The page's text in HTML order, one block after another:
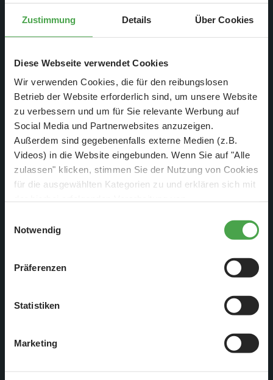
Zustimmung Details Über Cookies
Diese Webseite verwendet Cookies
Wir verwenden Cookies, die für den reibungslosen
Betrieb der Website erforderlich sind, um unsere Website
zu verbessern und um für Sie relevante Werbung auf
Social Media und Partnerwebsites anzuzeigen.
Außerdem sind gegebenenfalls externe Medien (z.B.
Videos) in die Website eingebunden. Wenn Sie auf "Alle
zulassen" klicken, stimmen Sie der Nutzung von Cookies
für die ausgewählten Kategorien zu und erklären sich mit
diese Einstellungen jederzeit über die Schaltfläche
zustimmen, beschränken wir uns auf die technisch
notwendigen Cookies. Weitere Informationen finden Sie in
Notwendig
Präferenzen
Statistiken
Marketing
4. Dez. 2000
Nr. 5